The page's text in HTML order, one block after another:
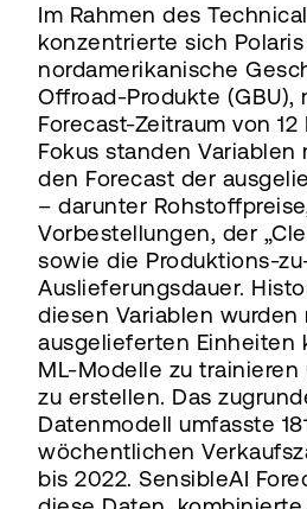
Im Rahmen des
konzentrierte sich
nordamerikanische
Offroad-Produkte (GBU),
Forecast-Zeitraum von
Fokus standen Variablen
den Forecast der
– darunter
Vorbestellungen, der
sowie die Produktions-
Auslieferungsdauer.
diesen Variablen wurden
ausgelieferten Einheiten
ML-Modelle zu trainieren
zu erstellen. Das
Datenmodell umfasste
wöchentlichen
bis 2022. SensibleAI